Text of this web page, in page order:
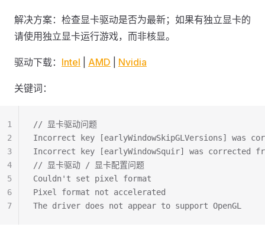
解决方案：检查显卡驱动是否为最新；如果有独立显卡的
请使用独立显卡运行游戏，而非核显。
驱动下载： Intel AMD Nvidia
关键词：
// 显卡驱动问题
Incorrect key [earlyWindowSkipGLVersions] was
Incorrect key [earlyWindowSquir] was corrected
// 显卡驱动 / 显卡配置问题
Couldn't set pixel format
Pixel format not accelerated
The driver does not appear to support OpenGL
1
2
3
4
5
6
7